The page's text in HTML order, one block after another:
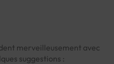
merveilleusement avec
suggestions :